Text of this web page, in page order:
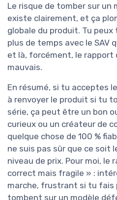
Le risque de tomber sur un
existe clairement, et ça
globale du produit. Tu
plus de temps avec le SAV
et là, forcément, le
mauvais.
En résumé, si tu acceptes
à renvoyer le produit si tu
série, ça peut être un bon
curieux ou un créateur de
quelque chose de 100 %
ne suis pas sûr que ce soit
niveau de prix. Pour moi,
correct mais fragile » :
marche, frustrant si tu fais
tombent sur un modèle